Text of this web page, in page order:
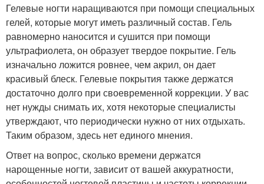
Гелевые ногти наращиваются при помощи специальных
гелей, которые могут иметь различный состав. Гель
равномерно наносится и сушится при помощи
ультрафиолета, он образует твердое покрытие. Гель
изначально ложится ровнее, чем акрил, он дает
красивый блеск. Гелевые покрытия также держатся
достаточно долго при своевременной коррекции. У вас
нет нужды снимать их, хотя некоторые специалисты
утверждают, что периодически нужно от них отдыхать.
Таким образом, здесь нет единого мнения.
Ответ на вопрос, сколько времени держатся
нарощенные ногти, зависит от вашей аккуратности,